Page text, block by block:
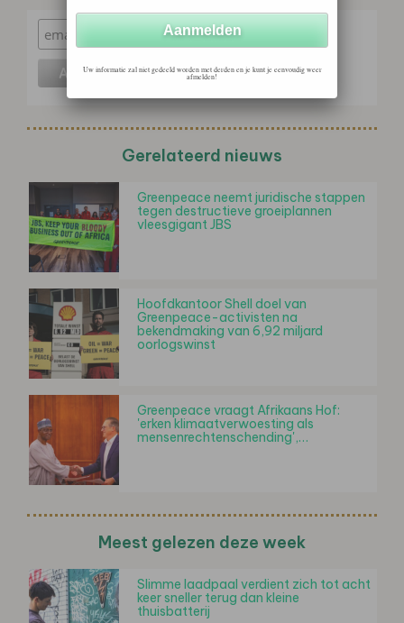
Gerelateerd nieuws
Greenpeace neemt juridische stappen
tegen destructieve groeiplannen
vleesgigant JBS
Hoofdkantoor Shell doel van
Greenpeace-activisten na
bekendmaking van 6,92 miljard
oorlogswinst
Greenpeace vraagt Afrikaans Hof:
'erken klimaatverwoesting als
mensenrechtenschending',…
Meest gelezen deze week
Slimme laadpaal verdient zich tot acht
keer sneller terug dan kleine
thuisbatterij
Uw informatie zal niet gedeeld worden met derden en je kunt je eenvoudig weer
afmelden!